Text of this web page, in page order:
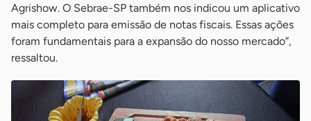
Agrishow. O Sebrae-SP também nos indicou um aplicativo
mais completo para emissão de notas fiscais. Essas ações
foram fundamentais para a expansão do nosso mercado”,
ressaltou.